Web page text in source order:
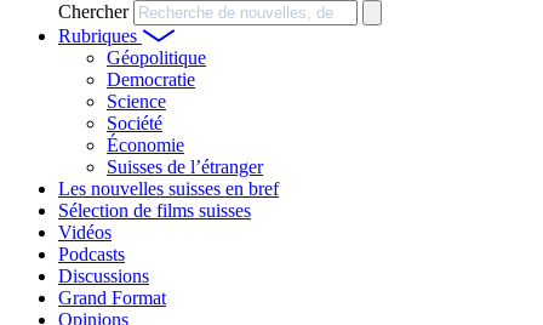
Chercher
Rubriques
Géopolitique
Democratie
Science
Société
Économie
Suisses de l’étranger
Les nouvelles suisses en bref
Sélection de films suisses
Vidéos
Podcasts
Discussions
Grand Format
Opinions